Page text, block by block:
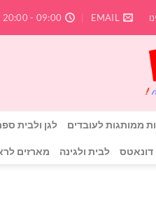
EMAIL
09:00 - 20:00
ממותגות לעובדים לגן ולבית
דונאטס לבית ולגינה מארזים